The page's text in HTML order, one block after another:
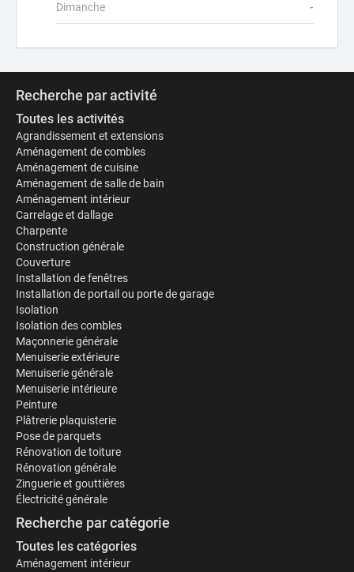
Dimanche -
Recherche par activité
Toutes les activités
Agrandissement et extensions
Aménagement de combles
Aménagement de cuisine
Aménagement de salle de bain
Aménagement intérieur
Carrelage et dallage
Charpente
Construction générale
Couverture
Installation de fenêtres
Installation de portail ou porte de garage
Isolation
Isolation des combles
Maçonnerie générale
Menuiserie extérieure
Menuiserie générale
Menuiserie intérieure
Peinture
Plâtrerie plaquisterie
Pose de parquets
Rénovation de toiture
Rénovation générale
Zinguerie et gouttières
Électricité générale
Recherche par catégorie
Toutes les catégories
Aménagement intérieur